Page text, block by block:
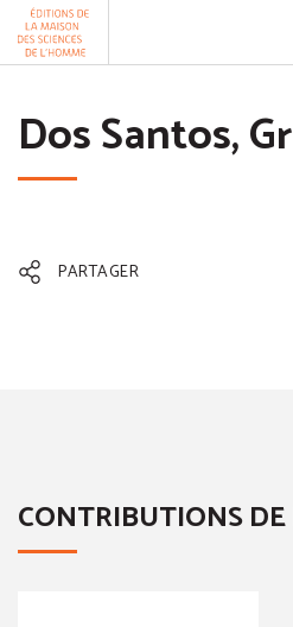
Aller au contenu
Dos Santos,
PARTAGER
CONTRIBUTIONS
Panneau de gestion des cookies